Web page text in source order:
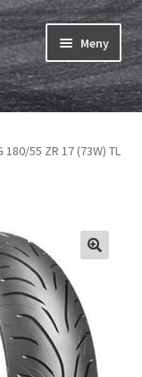
Meny
55 ZR 17 (73W) TL